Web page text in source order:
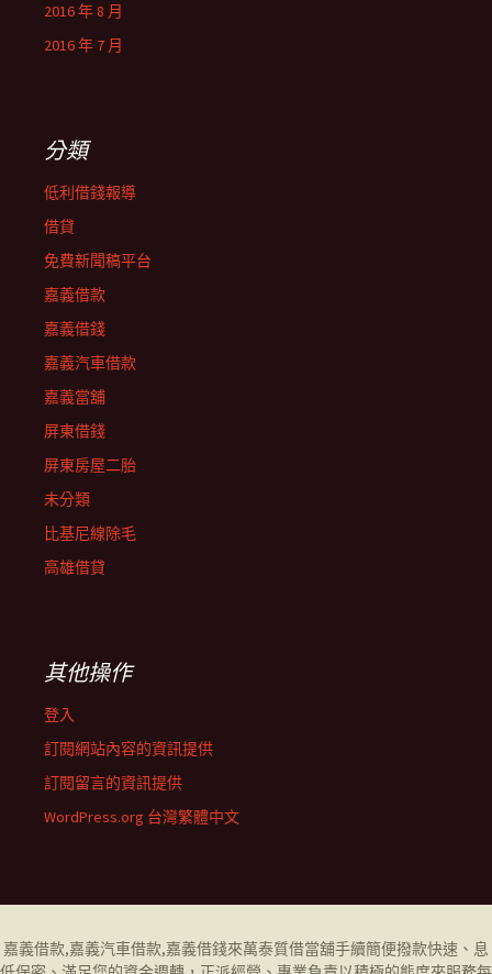
2016 年 8 月
2016 年 7 月
分類
低利借錢報導
借貸
免費新聞稿平台
嘉義借款
嘉義借錢
嘉義汽車借款
嘉義當舖
屏東借錢
屏東房屋二胎
未分類
比基尼線除毛
高雄借貸
其他操作
登入
訂閱網站內容的資訊提供
訂閱留言的資訊提供
WordPress.org 台灣繁體中文
嘉義借款,嘉義汽車借款,嘉義借錢來萬泰質借當舖手續簡便撥款快速、息